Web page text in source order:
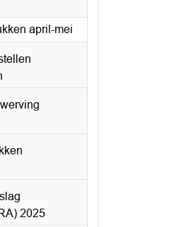
april-mei
2025